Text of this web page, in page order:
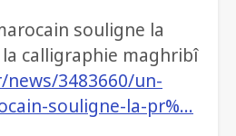
souligne la
calligraphie maghribî
3483660/un-
souligne-la-pr%…